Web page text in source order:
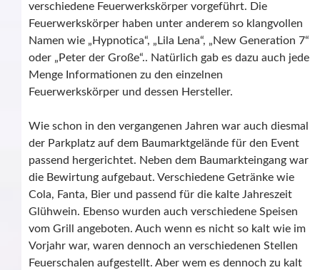
verschiedene Feuerwerkskörper vorgeführt. Die
Feuerwerkskörper haben unter anderem so klangvollen
Namen wie „Hypnotica“, „Lila Lena“, „New Generation 7“
oder „Peter der Große“.. Natürlich gab es dazu auch jede
Menge Informationen zu den einzelnen
Feuerwerkskörper und dessen Hersteller.
Wie schon in den vergangenen Jahren war auch diesmal
der Parkplatz auf dem Baumarktgelände für den Event
passend hergerichtet. Neben dem Baumarkteingang war
die Bewirtung aufgebaut. Verschiedene Getränke wie
Cola, Fanta, Bier und passend für die kalte Jahreszeit
Glühwein. Ebenso wurden auch verschiedene Speisen
vom Grill angeboten. Auch wenn es nicht so kalt wie im
Vorjahr war, waren dennoch an verschiedenen Stellen
Feuerschalen aufgestellt. Aber wem es dennoch zu kalt